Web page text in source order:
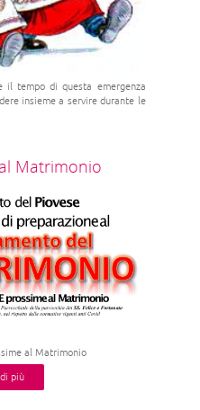
il tempo di questa emergenza
insieme a servire durante le
Matrimonio
al Matrimonio
più